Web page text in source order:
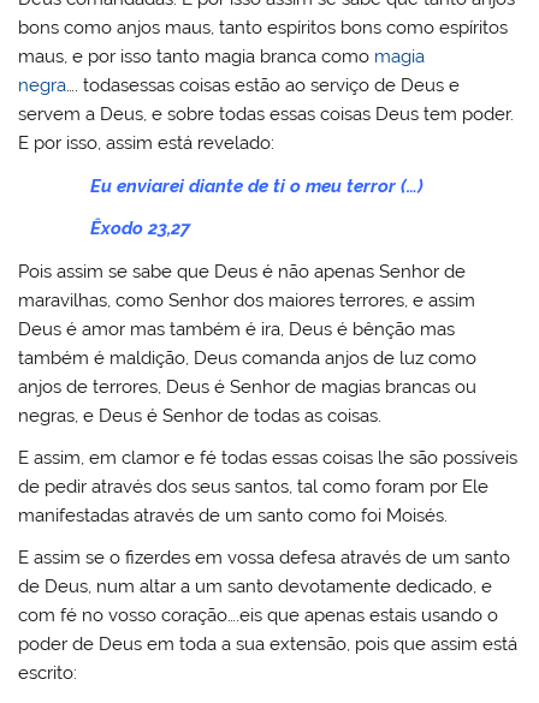
bons como anjos maus, tanto espíritos bons como espíritos
maus, e por isso tanto magia branca como magia
negra…. todasessas coisas estão ao serviço de Deus e
servem a Deus, e sobre todas essas coisas Deus tem poder.
E por isso, assim está revelado:
Eu enviarei diante de ti o meu terror (…)
Êxodo 23,27
Pois assim se sabe que Deus é não apenas Senhor de
maravilhas, como Senhor dos maiores terrores, e assim
Deus é amor mas também é ira, Deus é bênção mas
também é maldição, Deus comanda anjos de luz como
anjos de terrores, Deus é Senhor de magias brancas ou
negras, e Deus é Senhor de todas as coisas.
E assim, em clamor e fé todas essas coisas lhe são possíveis
de pedir através dos seus santos, tal como foram por Ele
manifestadas através de um santo como foi Moisés.
E assim se o fizerdes em vossa defesa através de um santo
de Deus, num altar a um santo devotamente dedicado, e
com fé no vosso coração….eis que apenas estais usando o
poder de Deus em toda a sua extensão, pois que assim está
escrito: